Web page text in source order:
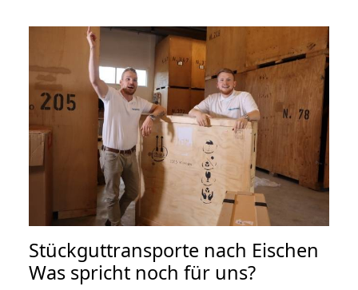
Stückguttransporte nach Eischen
Was spricht noch für uns?